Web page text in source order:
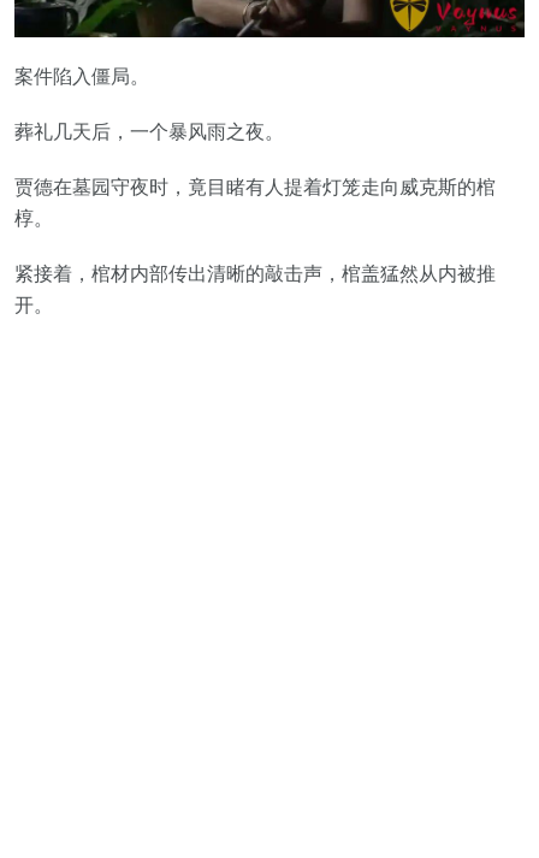
案件陷入僵局。
葬礼几天后，一个暴风雨之夜。
贾德在墓园守夜时，竟目睹有人提着灯笼走向威克斯的棺
椁。
紧接着，棺材内部传出清晰的敲击声，棺盖猛然从内被推
开。